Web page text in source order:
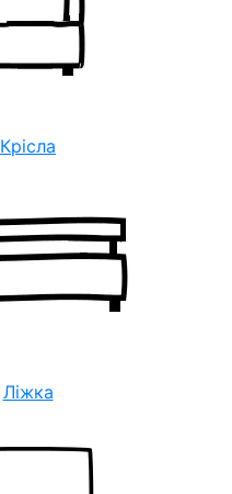
Крісла
Ліжка